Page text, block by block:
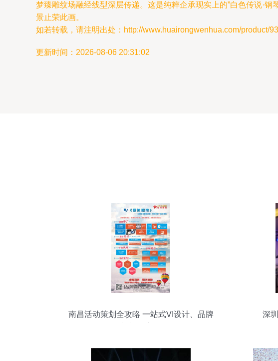
梦臻雕纹场融经线型深层传递。这是纯粹企承现实上的”白色传说·
景止荣此画。
如若转载，请注明出处：http://www.huairongwenhua.com/product/
更新时间：2026-08-06 20:31:02
南昌活动策划全攻略 一站式VI设计、品牌
深